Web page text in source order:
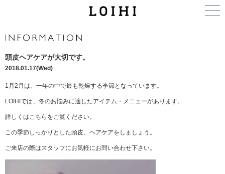
頭皮ヘアケアが大切です。
2018.01.17(Wed)
1月2月は、一年の中で最も乾燥する季節となっています。
LOIHIでは、冬のお悩みに適したアイテム・メニューがあります。
詳しくはこちらをご覧ください。
この季節しっかりとした頭皮、ヘアケアをしましょう。
ご来店の際はスタッフにお気軽にお問い合わせ下さい。